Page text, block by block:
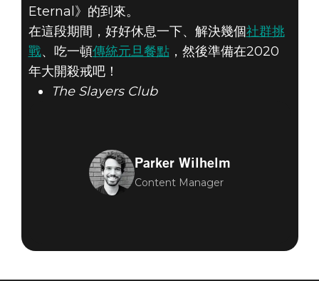
DOOM® Eternal
2020年1月01日
來自SLAYERS
CLUB的新年祝
福！
Eternal》的到來。
在這段期間，好好休息一下、解決幾個社群挑
戰、吃一頓傳統元旦餐點，然後準備在2020
年大開殺戒吧！
The Slayers Club
Parker Wilhelm
Content Manager